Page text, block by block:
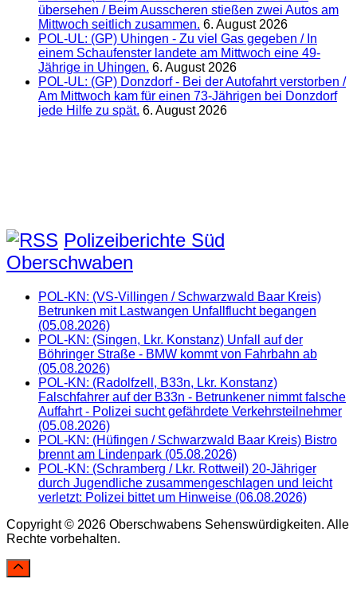
übersehen / Beim Ausscheren stießen zwei Autos am
Mittwoch seitlich zusammen. 6. August 2026
POL-UL: (GP) Uhingen - Zu viel Gas gegeben / In
einem Schaufenster landete am Mittwoch eine 49-
Jährige in Uhingen. 6. August 2026
POL-UL: (GP) Donzdorf - Bei der Autofahrt verstorben /
Am Mittwoch kam für einen 73-Jährigen bei Donzdorf
jede Hilfe zu spät. 6. August 2026
Polizeiberichte Süd
Oberschwaben
POL-KN: (VS-Villingen / Schwarzwald Baar Kreis)
Betrunken mit Lastwangen Unfallflucht begangen
(05.08.2026)
POL-KN: (Singen, Lkr. Konstanz) Unfall auf der
Böhringer Straße - BMW kommt von Fahrbahn ab
(05.08.2026)
POL-KN: (Radolfzell, B33n, Lkr. Konstanz)
Falschfahrer auf der B33n - Betrunkener nimmt falsche
Auffahrt - Polizei sucht gefährdete Verkehrsteilnehmer
(05.08.2026)
POL-KN: (Hüfingen / Schwarzwald Baar Kreis) Bistro
brennt am Lindenpark (05.08.2026)
POL-KN: (Schramberg / Lkr. Rottweil) 20-Jähriger
durch Jugendliche zusammengeschlagen und leicht
verletzt: Polizei bittet um Hinweise (06.08.2026)
Copyright © 2026 Oberschwabens Sehenswürdigkeiten. Alle
Rechte vorbehalten.